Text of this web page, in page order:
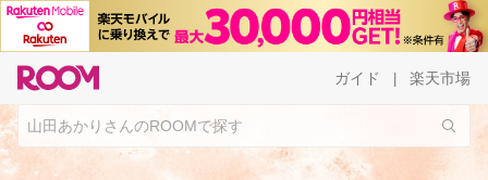
ガイド 楽天市場